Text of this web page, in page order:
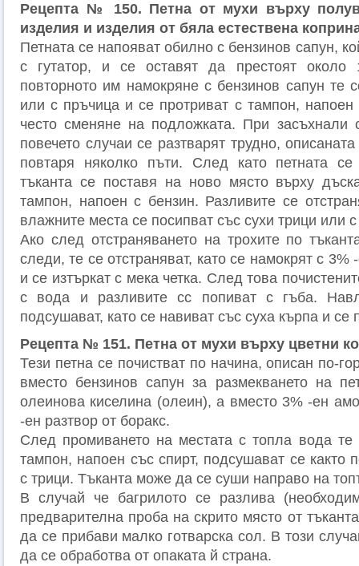
Рецепта № 150. Петна от мухи върху
изделия и изделия от бяла естествена
Петната се напояват обилно с бензинов сапун,
с гутатор, и се оставят да престоят
повторното им намокряне с бензинов сапун те
или с пръчица и се протриват с тампон,
често сменяне на подложката. При засъхнали
повечето случаи се разтварят трудно,
повтаря няколко пъти. След като петната се
тъканта се поставя на ново място върху
тампон, напоен с бензин. Разливите се
влажните места се посипват със сухи трици или
Ако след отстраняването на трохите по
следи, те се отстраняват, като се намокрят с 3%
и се изтъркат с мека четка. След това
с вода и разливите сс попиват с гъба.
подсушават, като се навиват със суха кърпа и се
Рецепта № 151. Петна от мухи върху цветни
Тези петна се почистват по начина, описан по-
вместо бензинов сапун за размекването на
олеинова киселина (олеин), а вместо 3% -ен
-ен разтвор от боракс.
След промиването на местата с топла вода те
тампон, напоен със спирт, подсушават се както
с трици. Тъканта може да се суши направо на
В случай че багрилото се разлива
предварителна проба на скрито място от
да се прибави малко готварска сол. В този
да се обработва от опаката й страна.